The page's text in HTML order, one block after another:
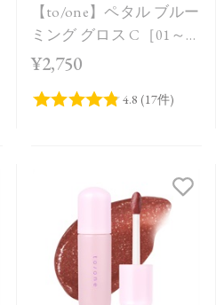
【to/one】ペタル ブルー
ミング グロス C［01～
03］＜2026 Summer
¥2,750